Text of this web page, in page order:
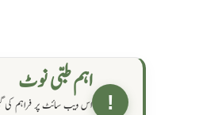
!
اہم طبی نوٹ
اس ویب سائٹ پر فراہم کی